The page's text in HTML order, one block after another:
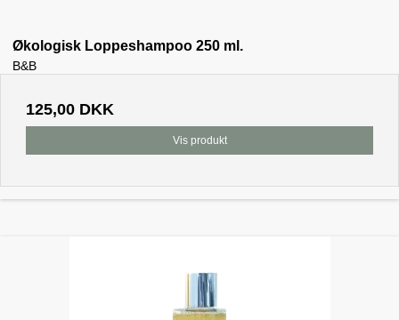
Økologisk Loppeshampoo 250 ml.
B&B
125,00 DKK
Vis produkt